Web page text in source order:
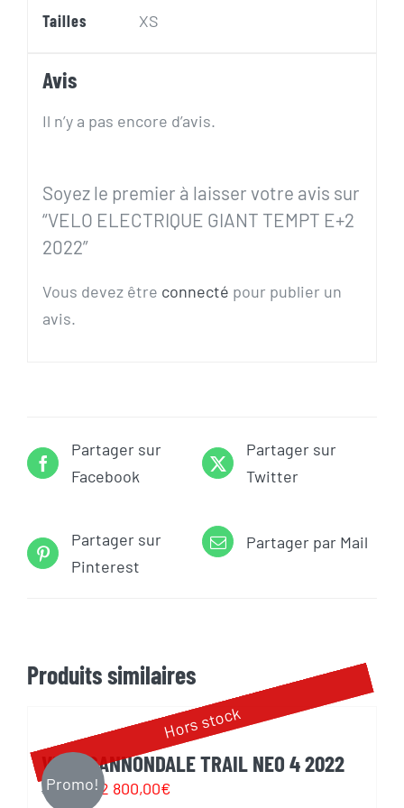
Tailles XS
Avis
Il n’y a pas encore d’avis.
Soyez le premier à laisser votre avis sur
“VELO ELECTRIQUE GIANT TEMPT E+2
2022”
Vous devez être connecté pour publier un
avis.
Partager sur
Facebook
Partager sur
Twitter
Partager sur
Pinterest
Partager par Mail
Produits similaires
Hors stock
Promo!
VELO CANNONDALE TRAIL NEO 4 2022
3 099,00€
Le
2 800,00€Le